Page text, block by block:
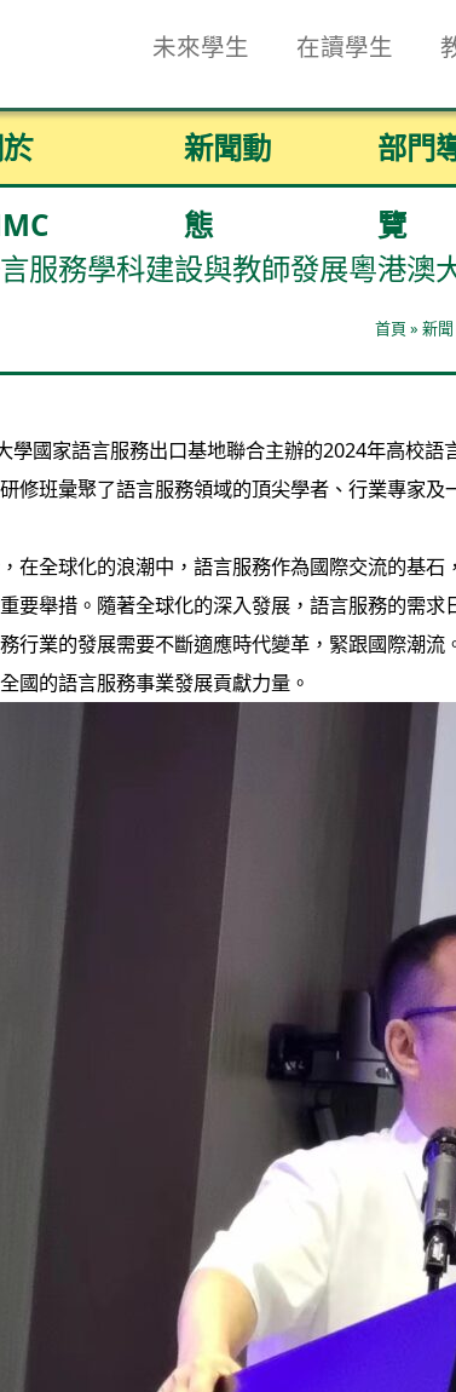
未來學生 在讀學生
新聞動
態
部門
覽
服務學科建設與教師發展粵港澳
首頁 » 新聞
學國家語言服務出口基地聯合主辦的2024年高校
修班彙聚了語言服務領域的頂尖學者、行業專家
在全球化的浪潮中，語言服務作為國際交流的基
要舉措。隨著全球化的深入發展，語言服務的需
行業的發展需要不斷適應時代變革，緊跟國際潮
國的語言服務事業發展貢獻力量。